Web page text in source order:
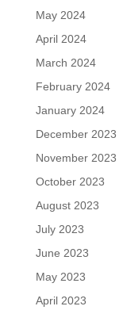
May 2024
April 2024
March 2024
February 2024
January 2024
December 2023
November 2023
October 2023
August 2023
July 2023
June 2023
May 2023
April 2023